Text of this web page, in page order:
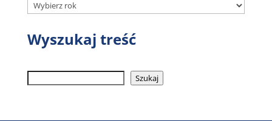
Wyszukaj treść
Szukaj Szukaj